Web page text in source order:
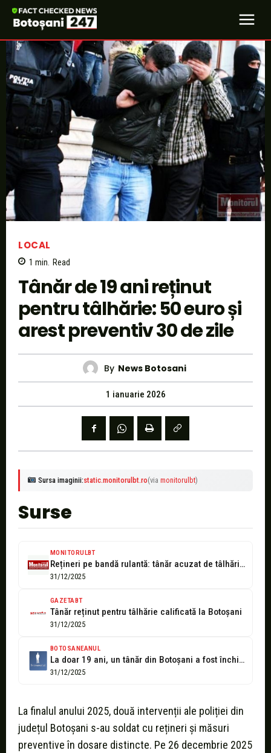
LOCAL
1 min. Read
Tânăr de 19 ani reținut
pentru tâlhărie: 50 euro și
arest preventiv 30 de zile
By News Botosani
1 ianuarie 2026
Sursa imaginii:static.monitorulbt.ro(via monitorulbt)
Surse
MONITORULBT
Rețineri pe bandă rulantă: tânăr acuzat de tâlhărie, altul de furt și...
31/12/2025
GAZETABT
Tânăr reținut pentru tâlhărie calificată la Botoșani
31/12/2025
BOTOSANEANUL
La doar 19 ani, un tânăr din Botoșani a fost închis pentru...
31/12/2025
La finalul anului 2025, două intervenții ale poliției din
județul Botoșani s-au soldat cu rețineri și măsuri
preventive în dosare distincte. Pe 26 decembrie 2025